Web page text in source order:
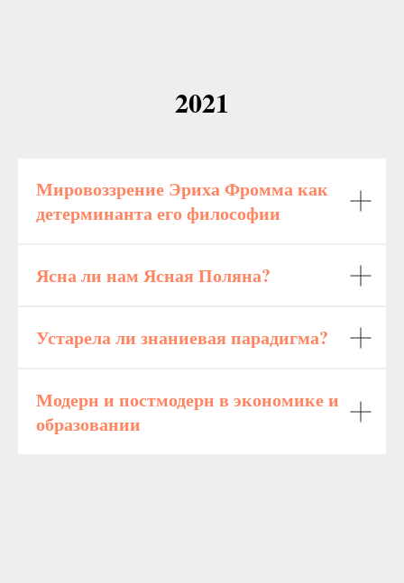
2021
Мировоззрение Эриха Фромма как
детерминанта его философии
Ясна ли нам Ясная Поляна?
Устарела ли знаниевая парадигма?
Модерн и постмодерн в экономике и
образовании